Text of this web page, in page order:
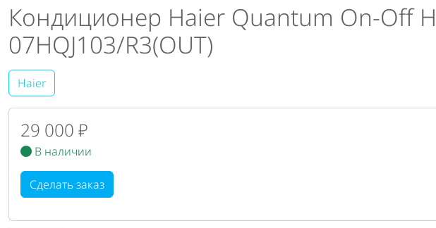
Кондиционер Haier Quantum On-Off
07HQJ103/R3(OUT)
Haier
29 000 ₽
В наличии
Сделать заказ